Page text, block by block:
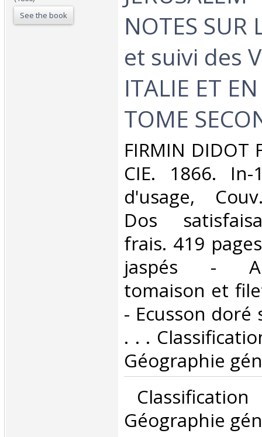
See the book
NOTES SUR
et suivi des
ITALIE ET
TOME
‎FIRMIN DIDOT
CIE. 1866.
d'usage,
Dos
frais. 419
jaspés -
tomaison et
- Ecusson doré
. . .
Géographie
Géographie